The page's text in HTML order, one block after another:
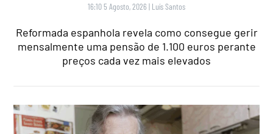
16:10 5 Agosto, 2026 | Luís Santos
Reformada espanhola revela como consegue gerir
mensalmente uma pensão de 1.100 euros perante
preços cada vez mais elevados